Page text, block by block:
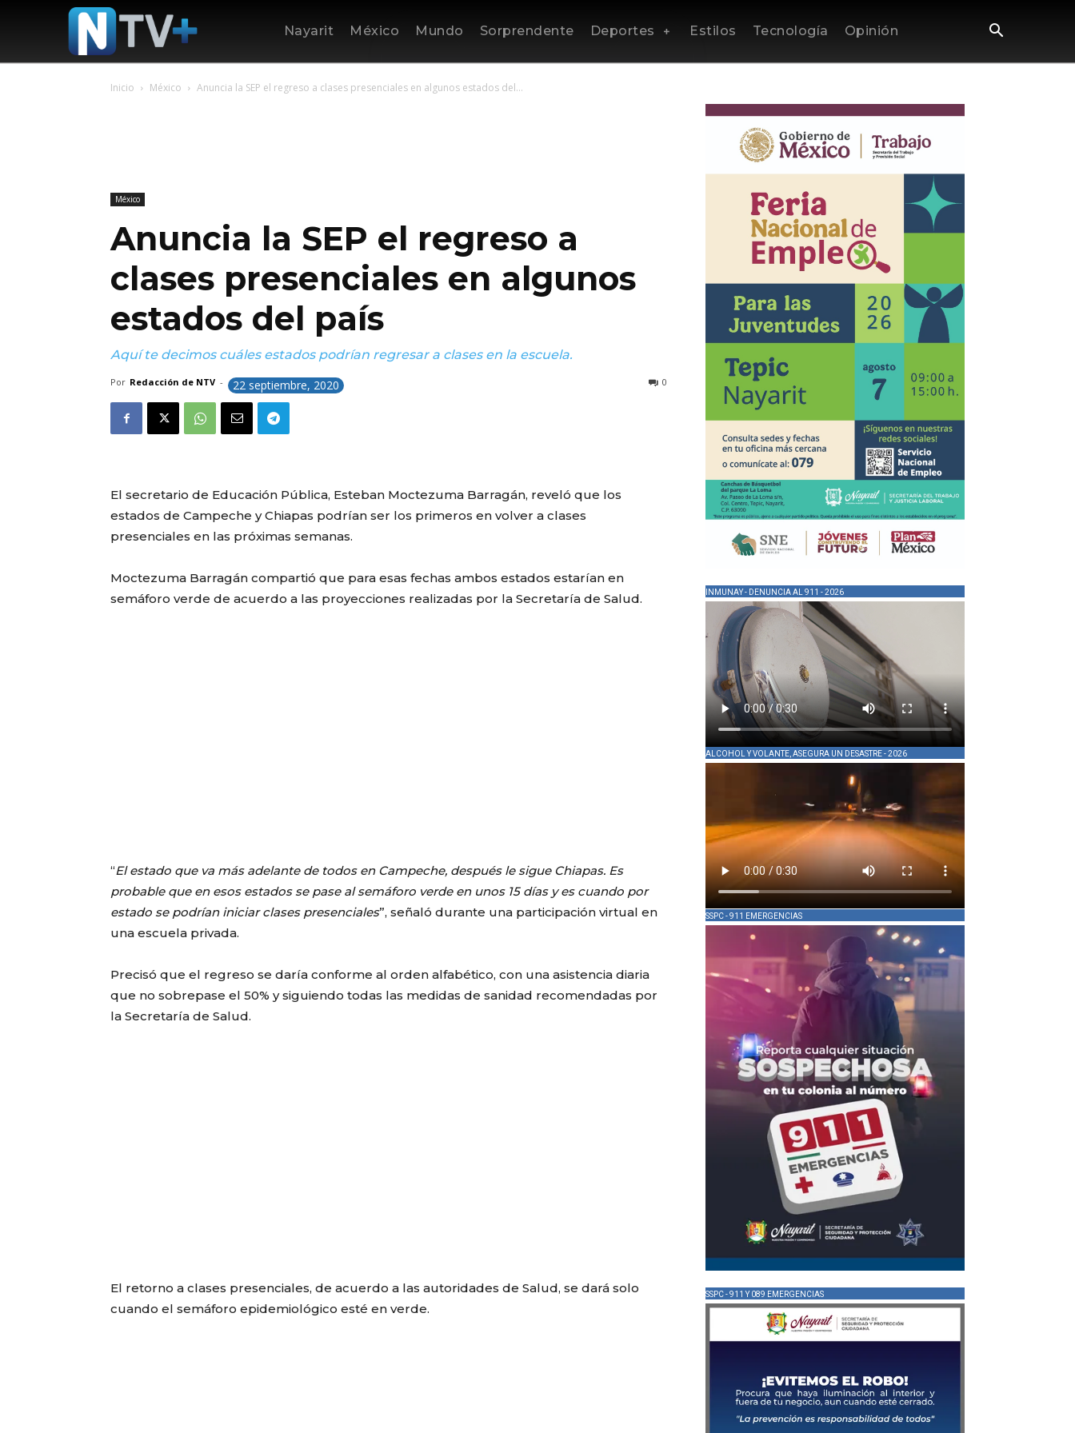
Nayarit México Mundo Sorprendente Deportes Estilos Tecnología Opinión
Inicio México Anuncia la SEP el regreso a clases presenciales en algunos estados del...
México
Anuncia la SEP el regreso a
clases presenciales en algunos
estados del país
Aquí te decimos cuáles estados podrían regresar a clases en la escuela.
Por Redacción de NTV - 22 septiembre, 2020 0
El secretario de Educación Pública, Esteban Moctezuma Barragán, reveló que los
estados de Campeche y Chiapas podrían ser los primeros en volver a clases
presenciales en las próximas semanas.
Moctezuma Barragán compartió que para esas fechas ambos estados estarían en
semáforo verde de acuerdo a las proyecciones realizadas por la Secretaría de Salud.
“El estado que va más adelante de todos en Campeche, después le sigue Chiapas. Es
probable que en esos estados se pase al semáforo verde en unos 15 días y es cuando por
estado se podrían iniciar clases presenciales”, señaló durante una participación virtual en
una escuela privada.
Precisó que el regreso se daría conforme al orden alfabético, con una asistencia diaria
que no sobrepase el 50% y siguiendo todas las medidas de sanidad recomendadas por
la Secretaría de Salud.
El retorno a clases presenciales, de acuerdo a las autoridades de Salud, se dará solo
cuando el semáforo epidemiológico esté en verde.
INMUNAY - DENUNCIA AL 911 - 2026
ALCOHOL Y VOLANTE, ASEGURA UN DESASTRE - 2026
SSPC - 911 EMERGENCIAS
SSPC - 911 Y 089 EMERGENCIAS